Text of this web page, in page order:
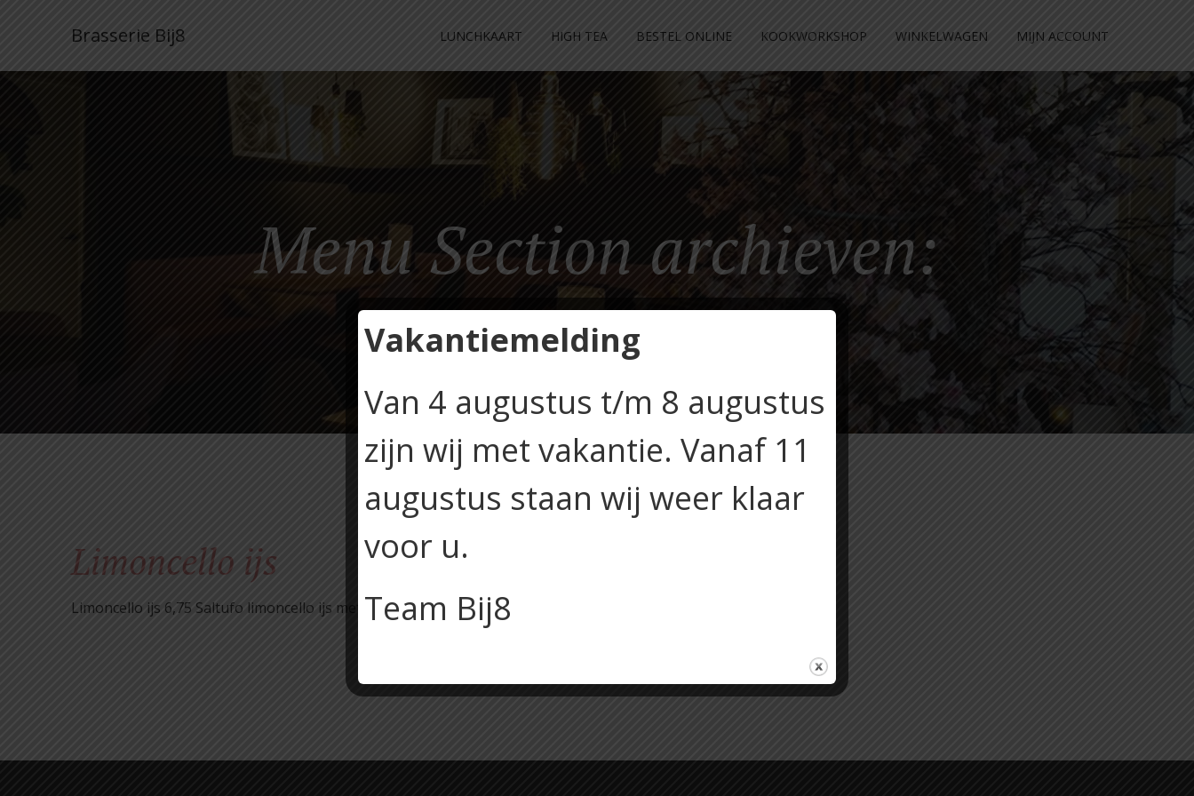
Brasserie Bij8 LUNCHKAART HIGH TEA BESTEL ONLINE KOOKWORKSHOP WINKELWAGEN MIJN ACCOUNT
Menu Section archieven:
Limoncello ijs
Limoncello ijs 6,75 Saltufo limoncello ijs met seizoensfruit en slagroom
Vakantiemelding
Van 4 augustus t/m 8 augustus
zijn wij met vakantie. Vanaf 11
augustus staan wij weer klaar
voor u.
Team Bij8